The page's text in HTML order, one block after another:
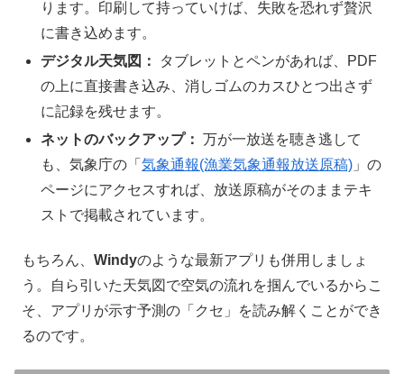
ります。印刷して持っていけば、失敗を恐れず贅沢
に書き込めます。
デジタル天気図：
タブレットとペンがあれば、PDF
の上に直接書き込み、消しゴムのカスひとつ出さず
に記録を残せます。
ネットのバックアップ： 万が一放送を聴き逃して
も、気象庁の「気象通報(漁業気象通報放送原稿) 」の
ページにアクセスすれば、放送原稿がそのままテキ
ストで掲載されています。
もちろん、 Windyのような最新アプリも併用しましょ
う。自ら引いた天気図で空気の流れを掴んでいるからこ
そ、アプリが示す予測の「クセ」を読み解くことができ
るのです。